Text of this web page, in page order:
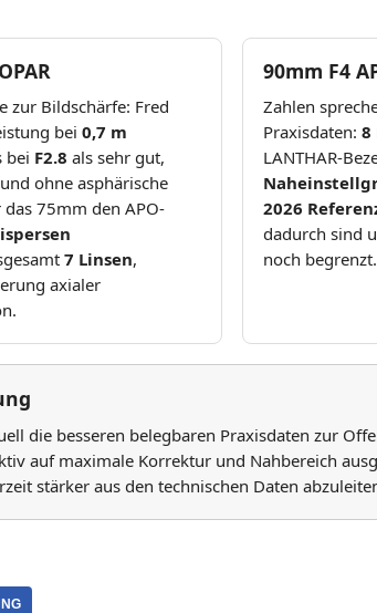
zur Bildschärfe: Fred
bei 0,7 m
bei F2.8 als sehr gut,
ohne asphärische
75mm den APO-
7 Linsen,
axialer
90mm F4
Zahlen
Praxisdaten: 8
LANTHAR-
2026
dadurch sind
noch begrenzt.
die besseren belegbaren Praxisdaten zur
auf maximale Korrektur und Nahbereich
stärker aus den technischen Daten